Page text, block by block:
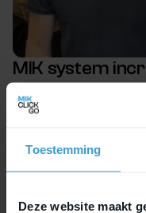
Toestemming
Deze website maakt
MIK system
for consumers